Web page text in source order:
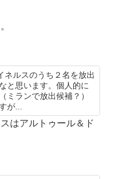
ネルスのうち２名を放出
と思います。個人的に
ミランで放出候補？）
が...
はアルトゥール＆ド